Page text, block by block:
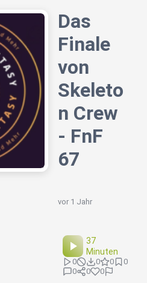
Das
Finale
von
Skeleto
n Crew
- FnF
67
vor 1 Jahr
37
Minuten
0 0 0
0
0
0 0